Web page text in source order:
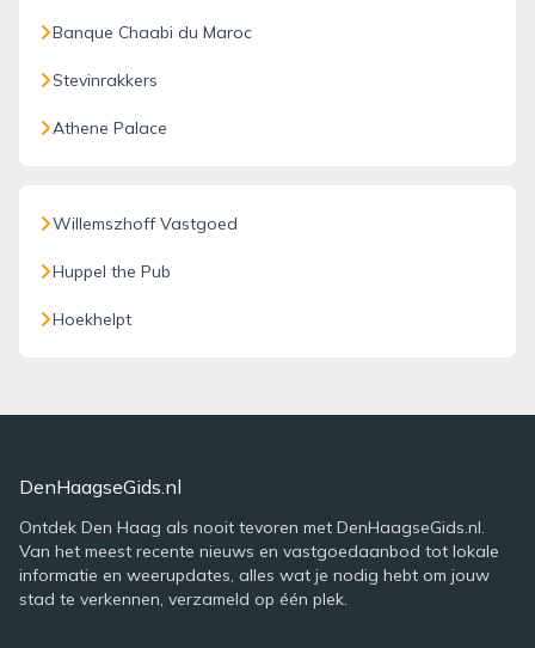
Banque Chaabi du Maroc
Stevinrakkers
Athene Palace
Willemszhoff Vastgoed
Huppel the Pub
Hoekhelpt
DenHaagseGids.nl
Ontdek Den Haag als nooit tevoren met DenHaagseGids.nl.
Van het meest recente nieuws en vastgoedaanbod tot lokale
informatie en weerupdates, alles wat je nodig hebt om jouw
stad te verkennen, verzameld op één plek.